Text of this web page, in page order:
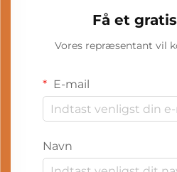
Få et
Vores repræsentant vil
E-mail
Navn